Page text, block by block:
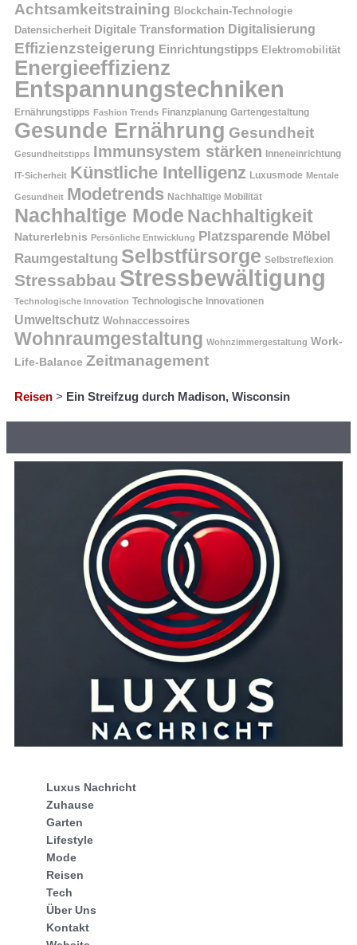
Achtsamkeitstraining Blockchain-Technologie
Datensicherheit Digitale Transformation Digitalisierung
Effizienzsteigerung Einrichtungstipps Elektromobilität
Energieeffizienz
Entspannungstechniken
Ernährungstipps Fashion Trends Finanzplanung Gartengestaltung
Gesunde Ernährung Gesundheit
Gesundheitstipps Immunsystem stärken Inneneinrichtung
IT-Sicherheit Künstliche Intelligenz Luxusmode Mentale
Gesundheit Modetrends Nachhaltige Mobilität
Nachhaltige Mode Nachhaltigkeit
Naturerlebnis Persönliche Entwicklung Platzsparende Möbel
Raumgestaltung Selbstfürsorge Selbstreflexion
Stressabbau Stressbewältigung
Technologische Innovation Technologische Innovationen
Umweltschutz Wohnaccessoires
Wohnraumgestaltung Wohnzimmergestaltung Work-
Life-Balance Zeitmanagement
Reisen > Ein Streifzug durch Madison, Wisconsin
Luxus Nachricht
Zuhause
Garten
Lifestyle
Mode
Reisen
Tech
Über Uns
Kontakt